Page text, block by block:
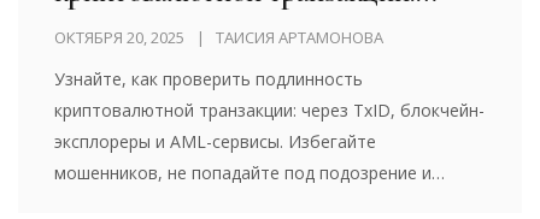
пошаговое руководство для
безопасных переводов
ОКТЯБРЯ 20, 2025 ТАИСИЯ АРТАМОНОВА
Узнайте, как проверить подлинность
криптовалютной транзакции: через TxID, блокчейн-
эксплореры и AML-сервисы. Избегайте
мошенников, не попадайте под подозрение и